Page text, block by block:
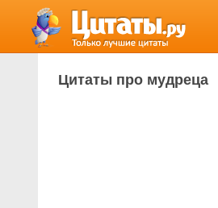
Цитаты про мудреца